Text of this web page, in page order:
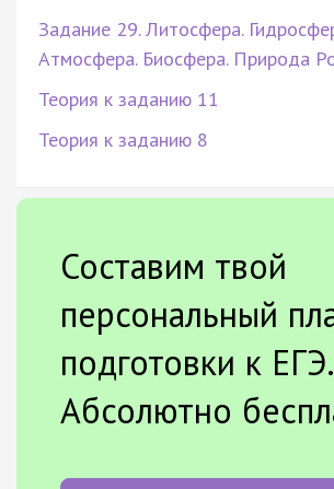
Задание 29. Литосфера.
Атмосфера. Биосфера. Природа
Теория к заданию 11
Теория к заданию 8
Составим твой
персональный
подготовки к ЕГЭ.
Абсолютно